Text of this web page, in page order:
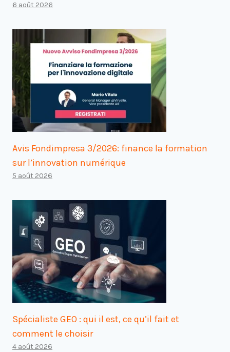
6 août 2026
Avis Fondimpresa 3/2026: finance la formation
sur l’innovation numérique
5 août 2026
Spécialiste GEO : qui il est, ce qu’il fait et
comment le choisir
4 août 2026